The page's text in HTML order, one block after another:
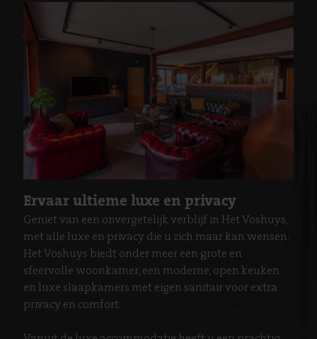
Ervaar ultieme luxe en privacy
Geniet van een onvergetelijk verblijf in Het Voshuys,
met alle luxe en privacy die u zich maar kan wensen.
Het Voshuys biedt onder meer een grote en
sfeervolle woonkamer, een moderne, open keuken
en luxe slaapkamers met eigen sanitair voor extra
privacy en comfort.